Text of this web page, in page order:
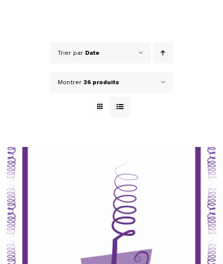
Trier par Date
Montrer 36 produits